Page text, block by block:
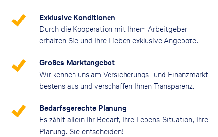
Exklusive Konditionen
Durch die Kooperation mit Ihrem Arbeitgeber
erhalten Sie und Ihre Lieben exklusive Angebote.
Großes Marktangebot
Wir kennen uns am Versicherungs- und Finanzmarkt
bestens aus und verschaffen Ihnen Transparenz.
Bedarfsgerechte Planung
Es zählt allein Ihr Bedarf, Ihre Lebens-Situation, Ihre
Planung. Sie entscheiden!